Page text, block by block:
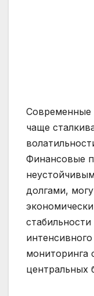
Современные
чаще
Финансовые
долгами,
мониторинга
центральных